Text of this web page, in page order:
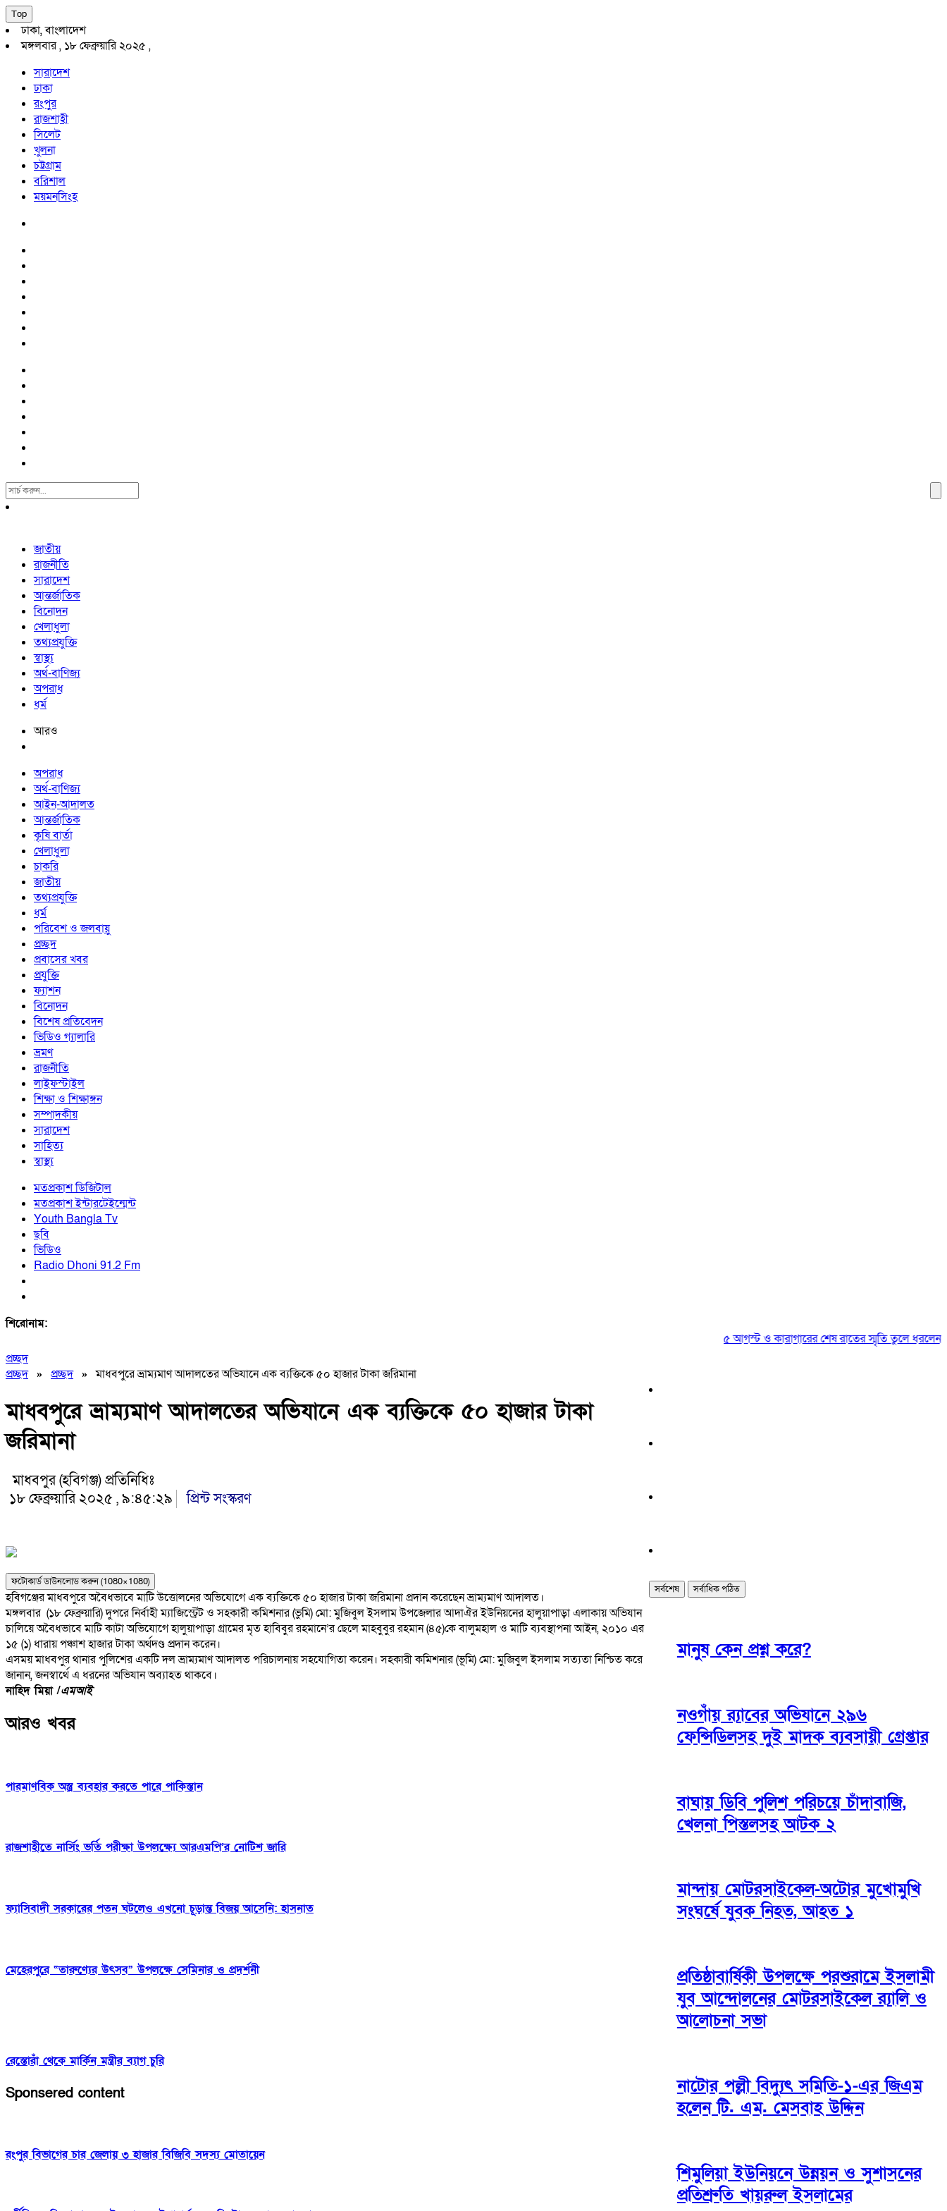
Top
ঢাকা, বাংলাদেশ
মঙ্গলবার , ১৮ ফেব্রুয়ারি ২০২৫ ,
সারাদেশ
ঢাকা
রংপুর
রাজশাহী
সিলেট
খুলনা
চট্টগ্রাম
বরিশাল
ময়মনসিংহ
Search
For:
জাতীয়
রাজনীতি
সারাদেশ
আন্তর্জাতিক
বিনোদন
খেলাধুলা
তথ্যপ্রযুক্তি
স্বাস্থ্য
অর্থ-বাণিজ্য
অপরাধ
ধর্ম
আরও
অপরাধ
অর্থ-বাণিজ্য
আইন-আদালত
আন্তর্জাতিক
কৃষি বার্তা
খেলাধুলা
চাকরি
জাতীয়
তথ্যপ্রযুক্তি
ধর্ম
পরিবেশ ও জলবায়ু
প্রচ্ছদ
প্রবাসের খবর
প্রযুক্তি
ফ্যাশন
বিনোদন
বিশেষ প্রতিবেদন
ভিডিও গ্যালারি
ভ্রমণ
রাজনীতি
লাইফস্টাইল
শিক্ষা ও শিক্ষাঙ্গন
সম্পাদকীয়
সারাদেশ
সাহিত্য
স্বাস্থ্য
মতপ্রকাশ ডিজিটাল
মতপ্রকাশ ইন্টারটেইন্মেন্ট
Youth Bangla Tv
ছবি
ভিডিও
Radio Dhoni 91.2 Fm
শিরোনাম:
৫ আগস্ট ও কারাগারের শেষ রাতের স্মৃতি তুলে ধরলেন
প্রচ্ছদ
প্রচ্ছদ» প্রচ্ছদ»মাধবপুরে ভ্রাম্যমাণ আদালতের অভিযানে এক ব্যক্তিকে ৫০ হাজার টাকা জরিমানা
মাধবপুরে ভ্রাম্যমাণ আদালতের অভিযানে এক ব্যক্তিকে ৫০ হাজার টাকা
জরিমানা
মাধবপুর (হবিগঞ্জ) প্রতিনিধিঃ
১৮ ফেব্রুয়ারি ২০২৫ , ৯:৪৫:২৯
প্রিন্ট সংস্করণ
ফটোকার্ড ডাউনলোড করুন (1080×1080)
হবিগঞ্জের মাধবপুরে অবৈধভাবে মাটি উত্তোলনের অভিযোগে এক ব্যক্তিকে ৫০ হাজার টাকা জরিমানা প্রদান করেছেন ভ্রাম্যমাণ আদালত।
মঙ্গলবার (১৮ ফেব্রুয়ারি) দুপরে নির্বাহী ম্যাজিস্ট্রেট ও সহকারী কমিশনার (ভুমি) মো: মুজিবুল ইসলাম উপজেলার আদাঐর ইউনিয়নের হালুয়াপাড়া এলাকায় অভিযান
চালিয়ে অবৈধভাবে মাটি কাটা অভিযোগে হালুয়াপাড়া গ্রামের মৃত হাবিবুর রহমানে’র ছেলে মাহবুবুর রহমান (৪৫)কে বালুমহাল ও মাটি ব্যবস্থাপনা আইন, ২০১০ এর
১৫ (১) ধারায় পঞ্চাশ হাজার টাকা অর্থদণ্ড প্রদান করেন।
এসময় মাধবপুর থানার পুলিশের একটি দল ভ্রাম্যমাণ আদালত পরিচালনায় সহযোগিতা করেন। সহকারী কমিশনার (ভূমি) মো: মুজিবুল ইসলাম সত্যতা নিশ্চিত করে
জানান, জনস্বার্থে এ ধরনের অভিযান অব্যাহত থাকবে।
নাহিদ মিয়া /এমআই
আরও খবর
পারমাণবিক অস্ত্র ব্যবহার করতে পারে পাকিস্তান
রাজশাহীতে নার্সিং ভর্তি পরীক্ষা উপলক্ষ্যে আরএমপি’র নোটিশ জারি
ফ্যাসিবাদী সরকারের পতন ঘটলেও এখনো চূড়ান্ত বিজয় আসেনি: হাসনাত
মেহেরপুরে “তারুণ্যের উৎসব” উপলক্ষে সেমিনার ও প্রদর্শনী
রেস্তোরাঁ থেকে মার্কিন মন্ত্রীর ব্যাগ চুরি
Sponsered content
রংপুর বিভাগের চার জেলায় ৩ হাজার বিজিবি সদস্য মোতায়েন
সর্বশেষ সর্বাধিক পঠিত
মানুষ কেন প্রশ্ন করে?
নওগাঁয় র‌্যাবের অভিযানে ২৯৬
ফেন্সিডিলসহ দুই মাদক ব্যবসায়ী গ্রেপ্তার
বাঘায় ডিবি পুলিশ পরিচয়ে চাঁদাবাজি,
খেলনা পিস্তলসহ আটক ২
মান্দায় মোটরসাইকেল-অটোর মুখোমুখি
সংঘর্ষে যুবক নিহত, আহত ১
প্রতিষ্ঠাবার্ষিকী উপলক্ষে পরশুরামে ইসলামী
যুব আন্দোলনের মোটরসাইকেল র‌্যালি ও
আলোচনা সভা
নাটোর পল্লী বিদ্যুৎ সমিতি-১-এর জিএম
হলেন টি. এম. মেসবাহ উদ্দিন
শিমুলিয়া ইউনিয়নে উন্নয়ন ও সুশাসনের
প্রতিশ্রুতি খায়রুল ইসলামের